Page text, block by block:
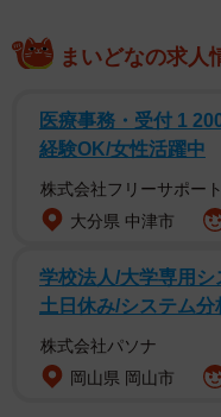
まいどなの求人
医療事務・受付 1
経験OK/女性活躍中
株式会社フリーサポート
大分県 中津市
学校法人/大学専用
土日休み/システム分
株式会社パソナ
岡山県 岡山市